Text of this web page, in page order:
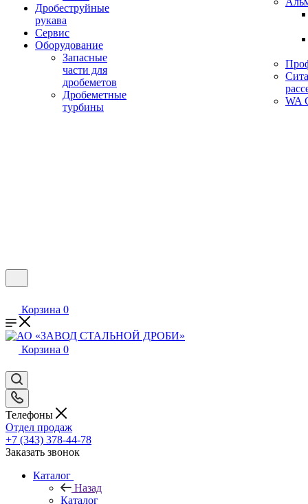
Дробеструйные
рукава
Сервис
Оборудование
Запасные
части для
дробеметов
Дробеметные
турбины
WA
Корзина 0
Корзина 0
Телефоны
Отдел продаж
+7 (343) 378-44-78
Заказать звонок
Каталог
Назад
Каталог